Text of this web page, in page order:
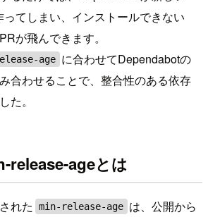
てしまい、インストールできない
が飛んできます。
age に合わせてDependabotの
合わせることで、整合性のある依存
た。
release-ageとは
れた min-release-age は、公開から